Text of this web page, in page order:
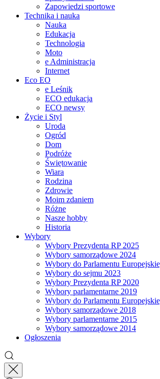
Zapowiedzi sportowe
Technika i nauka
Nauka
Edukacja
Technologia
Moto
e Administracja
Internet
Eco EO
e Leśnik
ECO edukacja
ECO newsy
Życie i Styl
Uroda
Ogród
Dom
Podróże
Świętowanie
Wiara
Rodzina
Zdrowie
Moim zdaniem
Różne
Nasze hobby
Historia
Wybory
Wybory Prezydenta RP 2025
Wybory samorządowe 2024
Wybory do Parlamentu
Wybory do sejmu 2023
Wybory Prezydenta RP 2020
Wybory parlamentarne 2019
Wybory do Parlamentu
Wybory samorządowe 2018
Wybory parlamentarne 2015
Wybory samorządowe 2014
Ogłoszenia